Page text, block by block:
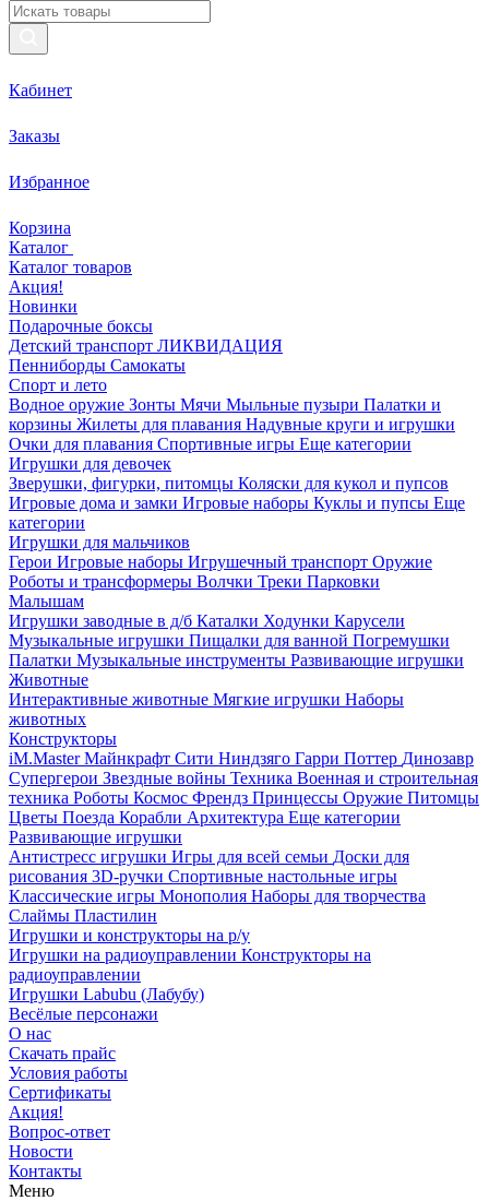
Кабинет
Заказы
Избранное
Корзина
Каталог
Каталог товаров
Акция!
Новинки
Подарочные боксы
Детский транспорт ЛИКВИДАЦИЯ
Пенниборды Самокаты
Спорт и лето
Водное оружие Зонты Мячи Мыльные пузыри Палатки и
корзины Жилеты для плавания Надувные круги и игрушки
Очки для плавания Спортивные игры Еще категории
Игрушки для девочек
Зверушки, фигурки, питомцы Коляски для кукол и пупсов
Игровые дома и замки Игровые наборы Куклы и пупсы Еще
категории
Игрушки для мальчиков
Герои Игровые наборы Игрушечный транспорт Оружие
Роботы и трансформеры Волчки Треки Парковки
Малышам
Игрушки заводные в д/б Каталки Ходунки Карусели
Музыкальные игрушки Пищалки для ванной Погремушки
Палатки Музыкальные инструменты Развивающие игрушки
Животные
Интерактивные животные Мягкие игрушки Наборы
животных
Конструкторы
iM.Master Майнкрафт Сити Ниндзяго Гарри Поттер Динозавр
Супергерои Звездные войны Техника Военная и строительная
техника Роботы Космос Френдз Принцессы Оружие Питомцы
Цветы Поезда Корабли Архитектура Еще категории
Развивающие игрушки
Антистресс игрушки Игры для всей семьи Доски для
рисования 3D-ручки Спортивные настольные игры
Классические игры Монополия Наборы для творчества
Слаймы Пластилин
Игрушки и конструкторы на р/у
Игрушки на радиоуправлении Конструкторы на
радиоуправлении
Игрушки Labubu (Лабубу)
Весёлые персонажи
О нас
Скачать прайс
Условия работы
Сертификаты
Акция!
Вопрос-ответ
Новости
Контакты
Меню